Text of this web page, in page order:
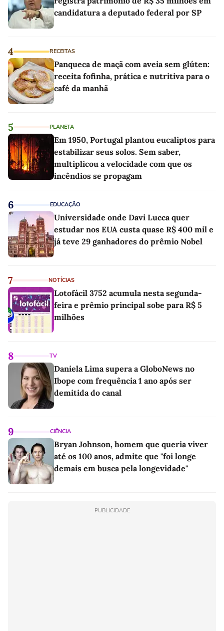
candidatura a deputado federal por SP
4 RECEITAS
Panqueca de maçã com aveia sem glúten:
receita fofinha, prática e nutritiva para o
café da manhã
5 PLANETA
Em 1950, Portugal plantou eucaliptos para
estabilizar seus solos. Sem saber,
multiplicou a velocidade com que os
incêndios se propagam
6 EDUCAÇÃO
Universidade onde Davi Lucca quer
estudar nos EUA custa quase R$ 400 mil e
já teve 29 ganhadores do prêmio Nobel
7 NOTÍCIAS
Lotofácil 3752 acumula nesta segunda-
feira e prêmio principal sobe para R$ 5
milhões
8 TV
Daniela Lima supera a GloboNews no
Ibope com frequência 1 ano após ser
demitida do canal
9 CIÊNCIA
Bryan Johnson, homem que queria viver
até os 100 anos, admite que "foi longe
demais em busca pela longevidade"
PUBLICIDADE